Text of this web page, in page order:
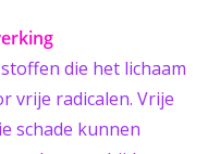
die het lichaam
vrije radicalen. Vrije
schade kunnen